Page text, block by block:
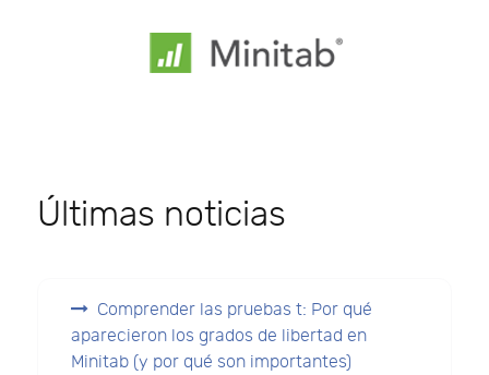
Últimas noticias
Comprender las pruebas t: Por qué
aparecieron los grados de libertad en
Minitab (y por qué son importantes)